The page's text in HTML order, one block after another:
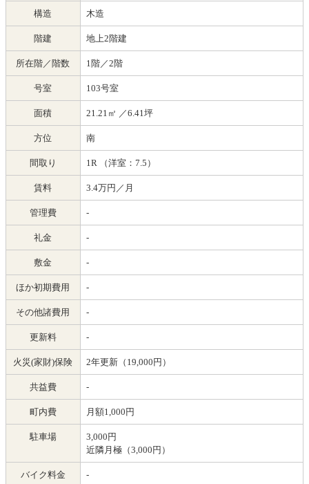
構造 木造
階建 地上2階建
所在階／階数 1階／2階
号室 103号室
面積 21.21㎡ ／6.41坪
方位 南
間取り 1R （洋室：7.5）
賃料 3.4万円／月
管理費 -
礼金 -
敷金 -
ほか初期費用 -
その他諸費用 -
更新料 -
火災(家財)保険 2年更新（19,000円）
共益費 -
町内費 月額1,000円
駐車場
3,000円
近隣月極（3,000円）
バイク料金 -